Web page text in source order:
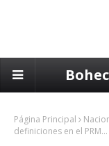
Página Principal
definiciones en el PRM…